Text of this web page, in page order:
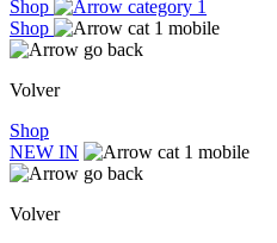
Shop
Shop
Volver
Shop
NEW IN
Volver